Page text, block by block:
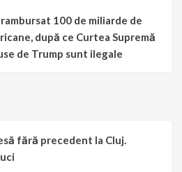
100 de miliarde de
după ce Curtea Supremă
de Trump sunt ilegale
fără precedent la Cluj.